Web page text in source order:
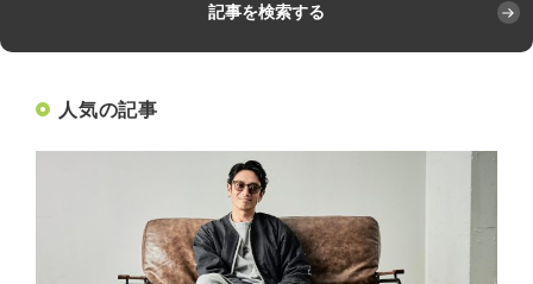
記事を検索する
人気の記事